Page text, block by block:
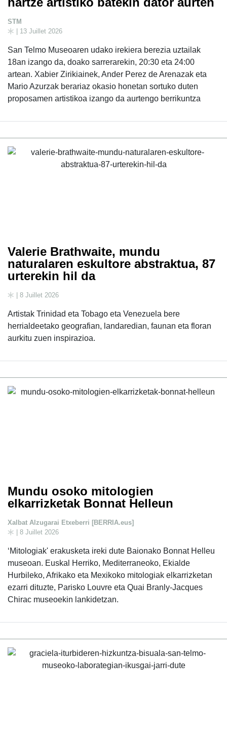
STM
| 13 Juillet 2026
San Telmo Museoaren udako irekiera berezia uztailak
18an izango da, doako sarrerarekin, 20:30 eta 24:00
artean. Xabier Zirikiainek, Ander Perez de Arenazak eta
Mario Azurzak berariaz okasio honetan sortuko duten
proposamen artistikoa izango da aurtengo berrikuntza
Valerie Brathwaite, mundu
naturalaren eskultore abstraktua, 87
urterekin hil da
| 8 Juillet 2026
Artistak Trinidad eta Tobago eta Venezuela bere
herrialdeetako geografian, landaredian, faunan eta floran
aurkitu zuen inspirazioa.
Mundu osoko mitologien
elkarrizketak Bonnat Helleun
Xalbat Alzugarai Etxeberri [BERRIA.eus]
| 8 Juillet 2026
‘Mitologiak' erakusketa ireki dute Baionako Bonnat Helleu
museoan. Euskal Herriko, Mediterraneoko, Ekialde
Hurbileko, Afrikako eta Mexikoko mitologiak elkarrizketan
ezarri dituzte, Parisko Louvre eta Quai Branly-Jacques
Chirac museoekin lankidetzan.